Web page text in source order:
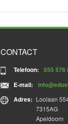
CONTACT
Telefoon:
055 576
E-mail:
Adres: Loolaan
7315AG
Apeldoorn